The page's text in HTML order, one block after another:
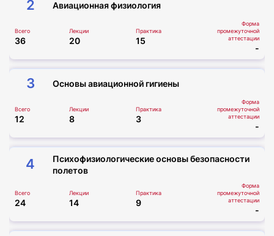
2 Авиационная физиология
Всего
36
Лекции
20
Практика
15
Форма
промежуточной
аттестации
-
3 Основы авиационной гигиены
Всего
12
Лекции
8
Практика
3
Форма
промежуточной
аттестации
-
4
Психофизиологические основы безопасности
полетов
Всего
24
Лекции
14
Практика
9
Форма
промежуточной
аттестации
-